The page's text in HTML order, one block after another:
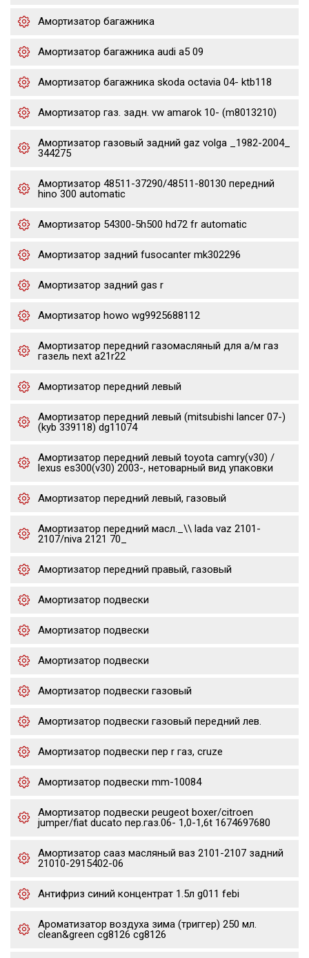
Амортизатор багажника
Амортизатор багажника audi a5 09
Амортизатор багажника skoda octavia 04- ktb118
Амортизатор газ. задн. vw amarok 10- (m8013210)
Амортизатор газовый задний gaz volga _1982-2004_
344275
Амортизатор 48511-37290/48511-80130 передний
hino 300 automatic
Амортизатор 54300-5h500 hd72 fr automatic
Амортизатор задний fusocanter mk302296
Амортизатор задний gas r
Амортизатор howo wg9925688112
Амортизатор передний газомасляный для а/м газ
газель next a21r22
Амортизатор передний левый
Амортизатор передний левый (mitsubishi lancer 07-)
(kyb 339118) dg11074
Амортизатор передний левый toyota camry(v30) /
lexus es300(v30) 2003-, нетоварный вид упаковки
Амортизатор передний левый, газовый
Амортизатор передний масл._\\ lada vaz 2101-
2107/niva 2121 70_
Амортизатор передний правый, газовый
Амортизатор подвески
Амортизатор подвески
Амортизатор подвески
Амортизатор подвески газовый
Амортизатор подвески газовый передний лев.
Амортизатор подвески пер r газ, cruze
Амортизатор подвески mm-10084
Амортизатор подвески peugeot boxer/citroen
jumper/fiat ducato пер.газ.06- 1,0-1,6t 1674697680
Амортизатор сааз масляный ваз 2101-2107 задний
21010-2915402-06
Антифриз синий концентрат 1.5л g011 febi
Ароматизатор воздуха зима (триггер) 250 мл.
clean&green cg8126 cg8126